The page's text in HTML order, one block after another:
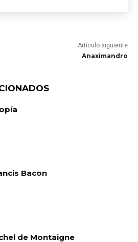
Artículo siguiente
Anaximandro
Bacon
de Montaigne